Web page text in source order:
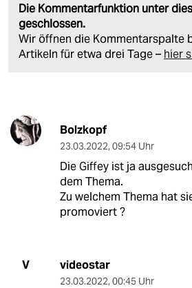
Die Kommentarfunktion unter
geschlossen.
Wir öffnen die Kommentarspalte
Artikeln für etwa drei Tage – hier
Bolzkopf
23.03.2022, 09:54 Uhr
Die Giffey ist ja
dem Thema.
Zu welchem Thema hat
promoviert ?
V videostar
23.03.2022, 00:45 Uhr